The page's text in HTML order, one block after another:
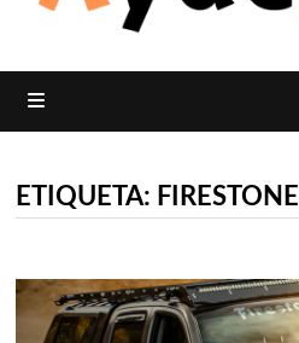
ETIQUETA: FIRESTONE